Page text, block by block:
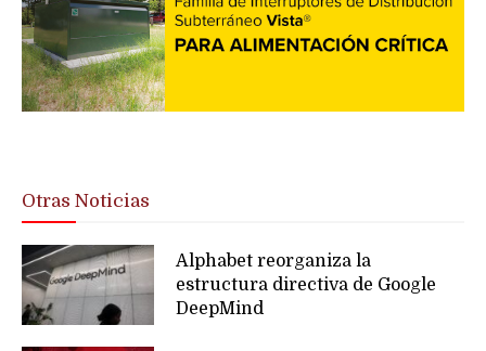
Otras Noticias
Alphabet reorganiza la
estructura directiva de Google
DeepMind